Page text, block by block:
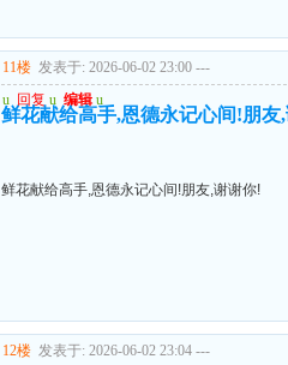
11楼 发表于: 2026-06-02 23:00 ---
u 回复 u 编辑 u
鲜花献给高手,恩德永记心间!朋友
鲜花献给高手,恩德永记心间!朋友,谢谢你!
12楼 发表于: 2026-06-02 23:04 ---